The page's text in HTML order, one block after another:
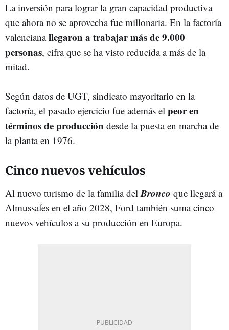
La inversión para lograr la gran capacidad productiva
que ahora no se aprovecha fue millonaria. En la factoría
valencianallegaron a trabajar más de 9.000
personas, cifra que se ha visto reducida a más de la
mitad.
Según datos de UGT, sindicato mayoritario en la
factoría, el pasado ejercicio fue además el peor en
términos de producción desde la puesta en marcha de
la planta en 1976.
Cinco nuevos vehículos
Al nuevo turismo de la familia del Bronco que llegará a
Almussafes en el año 2028, Ford también suma cinco
nuevos vehículos a su producción en Europa.